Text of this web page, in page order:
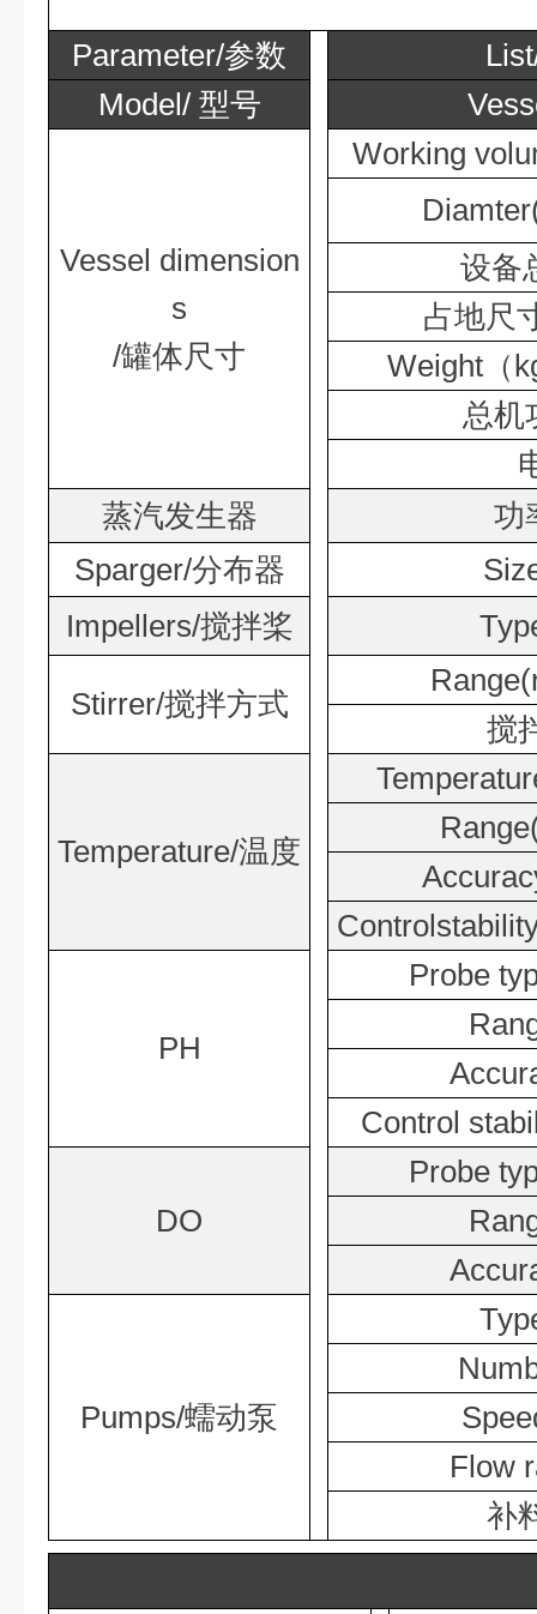
Parameter/参数
Model/ 型号
Vessel dimension
s
/罐体尺寸
Working
设备
占地尺
Weight（
总机
蒸汽发生器
功
Sparger/分布器
Impellers/搅拌桨
Stirrer/搅拌方式
搅
Temperature/温度
PH
Probe
Control
DO
Probe
Pumps/蠕动泵
Flow
补